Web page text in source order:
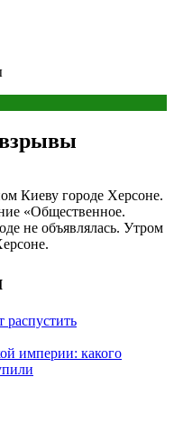
Киеву городе Херсоне.
«Общественное.
не объявлялась. Утром
империи: какого